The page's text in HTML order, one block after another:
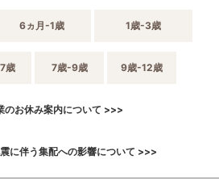
6ヵ月-1歳 1歳-3歳
歳 7歳-9歳 9歳-12歳
お休み案内について >>>
に伴う集配への影響について >>>